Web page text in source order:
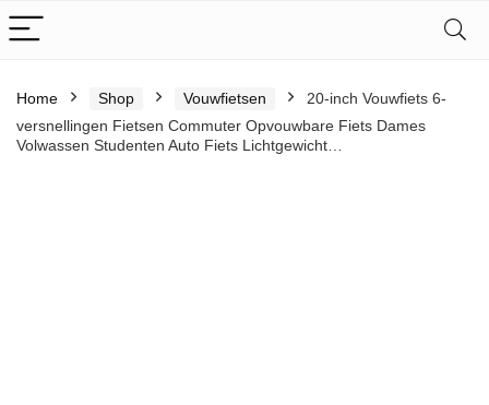
Home Shop Vouwfietsen
20-inch Vouwfiets 6-
versnellingen Fietsen Commuter Opvouwbare Fiets Dames
Volwassen Studenten Auto Fiets Lichtgewicht…